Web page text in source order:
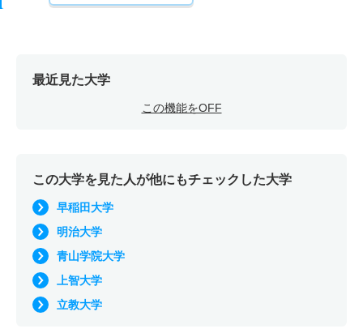
最近見た大学
この機能をOFF
この大学を見た人が他にもチェックした大学
早稲田大学
明治大学
青山学院大学
上智大学
立教大学